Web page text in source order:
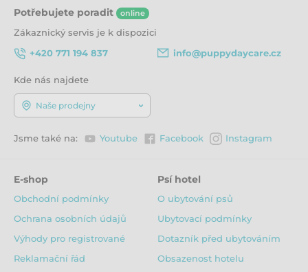
Potřebujete poradit online
Zákaznický servis je k dispozici
+420 771 194 837
info@puppydaycare.cz
Kde nás najdete
Naše prodejny
Jsme také na: Youtube Facebook Instagram
E-shop
Obchodní podmínky
Ochrana osobních údajů
Výhody pro registrované
Reklamační řád
Psí hotel
O ubytování psů
Ubytovací podmínky
Dotazník před ubytováním
Obsazenost hotelu